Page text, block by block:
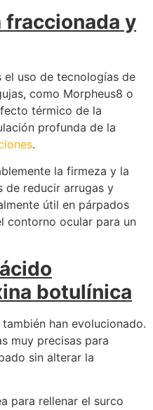
fraccionada y
el uso de tecnologías de
como Morpheus8 o
térmico de la
profunda de la
.
la firmeza y la
de reducir arrugas y
útil en párpados
contorno ocular para un
botulínica
han evolucionado.
muy precisas para
sin alterar la
para rellenar el surco